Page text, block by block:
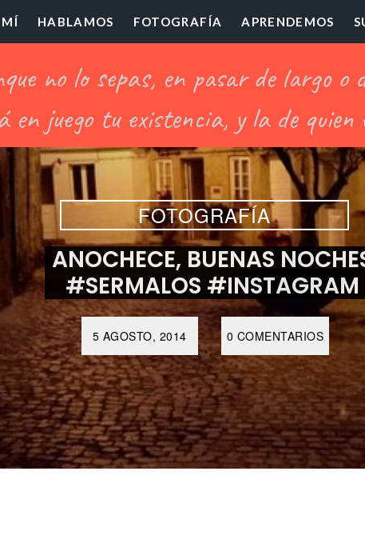
Profesor
MÍ HABLAMOS FOTOGRAFÍA APRENDEMOS
FOTOGRAFÍA
ANOCHECE, BUENAS
#SERMALOS #INSTAGRAM
5 AGOSTO, 2014 0 COMENTARIOS